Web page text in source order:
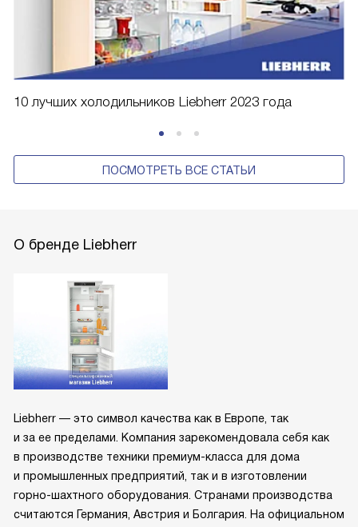
10 лучших холодильников Liebherr 2023 года
ПОСМОТРЕТЬ ВСЕ СТАТЬИ
О бренде Liebherr
Liebherr — это символ качества как в Европе, так
и за ее пределами. Компания зарекомендовала себя как
в производстве техники премиум-класса для дома
и промышленных предприятий, так и в изготовлении
горно-шахтного оборудования. Странами производства
считаются Германия, Австрия и Болгария. На официальном